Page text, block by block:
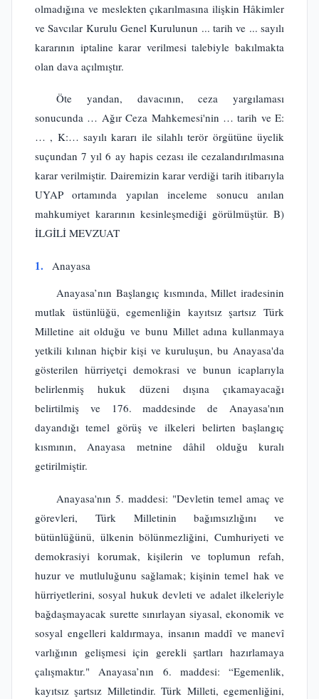
olmadığına ve meslekten çıkarılmasına ilişkin Hâkimler
ve Savcılar Kurulu Genel Kurulunun ... tarih ve ... sayılı
kararının iptaline karar verilmesi talebiyle bakılmakta
olan dava açılmıştır.
Öte yandan, davacının, ceza yargılaması
sonucunda … Ağır Ceza Mahkemesi'nin … tarih ve E:
… , K:… sayılı kararı ile silahlı terör örgütüne üyelik
suçundan 7 yıl 6 ay hapis cezası ile cezalandırılmasına
karar verilmiştir. Dairemizin karar verdiği tarih itibarıyla
UYAP ortamında yapılan inceleme sonucu anılan
mahkumiyet kararının kesinleşmediği görülmüştür. B)
İLGİLİ MEVZUAT
1.
Anayasa
Anayasa’nın Başlangıç kısmında, Millet iradesinin
mutlak üstünlüğü, egemenliğin kayıtsız şartsız Türk
Milletine ait olduğu ve bunu Millet adına kullanmaya
yetkili kılınan hiçbir kişi ve kuruluşun, bu Anayasa'da
gösterilen hürriyetçi demokrasi ve bunun icaplarıyla
belirlenmiş hukuk düzeni dışına çıkamayacağı
belirtilmiş ve 176. maddesinde de Anayasa'nın
dayandığı temel görüş ve ilkeleri belirten başlangıç
kısmının, Anayasa metnine dâhil olduğu kuralı
getirilmiştir.
Anayasa'nın 5. maddesi: "Devletin temel amaç ve
görevleri, Türk Milletinin bağımsızlığını ve
bütünlüğünü, ülkenin bölünmezliğini, Cumhuriyeti ve
demokrasiyi korumak, kişilerin ve toplumun refah,
huzur ve mutluluğunu sağlamak; kişinin temel hak ve
hürriyetlerini, sosyal hukuk devleti ve adalet ilkeleriyle
bağdaşmayacak surette sınırlayan siyasal, ekonomik ve
sosyal engelleri kaldırmaya, insanın maddî ve manevî
varlığının gelişmesi için gerekli şartları hazırlamaya
çalışmaktır." Anayasa’nın 6. maddesi: “Egemenlik,
kayıtsız şartsız Milletindir. Türk Milleti, egemenliğini,